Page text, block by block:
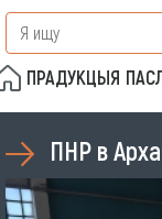
ПРАДУКЦЫЯ
ПНР в